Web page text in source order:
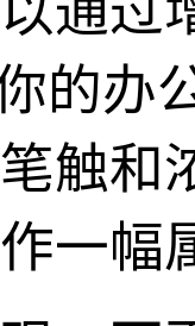
通过
的办
触和
一幅